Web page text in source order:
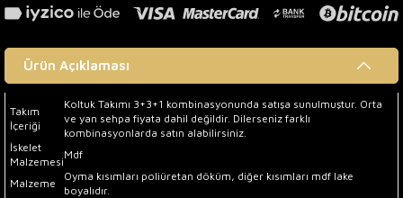
Ürün Açıklaması
Takım
İçeriği
Koltuk Takımı 3+3+1 kombinasyonunda satışa sunulmuştur. Orta
ve yan sehpa fiyata dahil değildir. Dilerseniz farklı
kombinasyonlarda satın alabilirsiniz.
İskelet
Malzemesi
Mdf
Malzeme
Oyma kısımları poliüretan döküm, diğer kısımları mdf lake
boyalıdır.